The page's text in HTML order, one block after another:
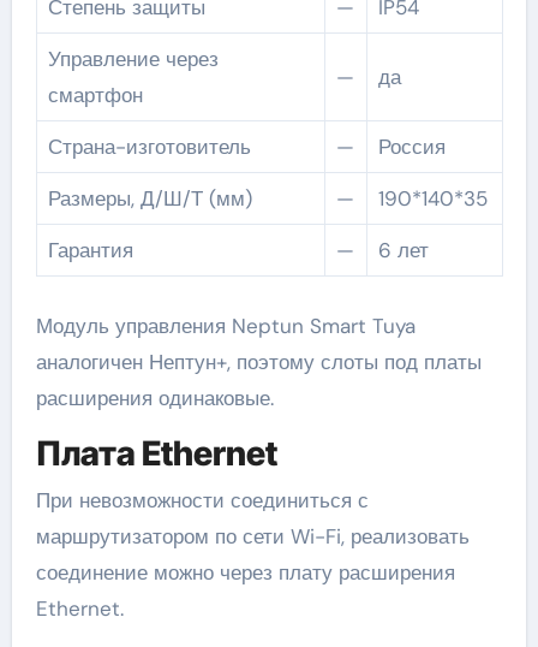
Степень защиты —
IP54
Управление через
смартфон
— да
Страна-изготовитель —
Россия
Размеры, Д/Ш/Т (мм)
—
190*140*35
Гарантия
— 6 лет
Модуль управления Neptun Smart Tuya
аналогичен Нептун+, поэтому слоты под платы
расширения одинаковые.
Плата Ethernet
При невозможности соединиться с
маршрутизатором по сети Wi-Fi, реализовать
соединение можно через плату расширения
Ethernet.